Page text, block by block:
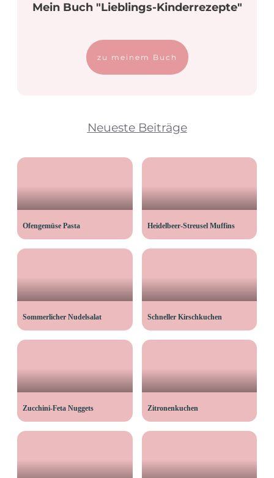
Mein Buch "Lieblings-Kinderrezepte"
zu meinem Buch
Neueste Beiträge
Ofengemüse Pasta Heidelbeer-Streusel Muffins
Sommerlicher Nudelsalat Schneller Kirschkuchen
Zucchini-Feta Nuggets Zitronenkuchen